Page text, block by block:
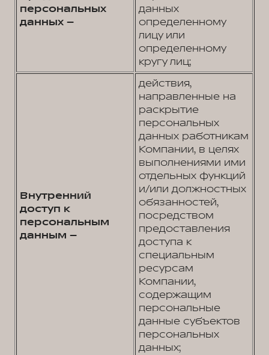
персональных
данных –
данных
определенному
лицу или
определенному
кругу лиц;
Внутренний
доступ к
персональным
данным –
действия,
направленные на
раскрытие
персональных
данных работникам
Компании, в целях
выполнениями ими
отдельных функций
и/или должностных
обязанностей,
посредством
предоставления
доступа к
специальным
ресурсам
Компании,
содержащим
персональные
данные субъектов
персональных
данных;